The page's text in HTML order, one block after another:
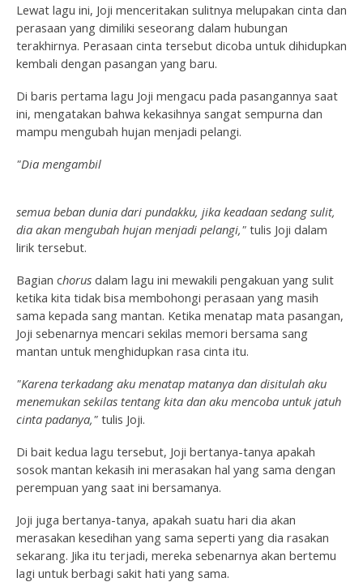
Lewat lagu ini, Joji menceritakan sulitnya melupakan cinta dan
perasaan yang dimiliki seseorang dalam hubungan
terakhirnya. Perasaan cinta tersebut dicoba untuk dihidupkan
kembali dengan pasangan yang baru.
Di baris pertama lagu Joji mengacu pada pasangannya saat
ini, mengatakan bahwa kekasihnya sangat sempurna dan
mampu mengubah hujan menjadi pelangi.
"Dia mengambil
semua beban dunia dari pundakku, jika keadaan sedang sulit,
dia akan mengubah hujan menjadi pelangi," tulis Joji dalam
lirik tersebut.
Bagian chorus dalam lagu ini mewakili pengakuan yang sulit
ketika kita tidak bisa membohongi perasaan yang masih
sama kepada sang mantan. Ketika menatap mata pasangan,
Joji sebenarnya mencari sekilas memori bersama sang
mantan untuk menghidupkan rasa cinta itu.
"Karena terkadang aku menatap matanya dan disitulah aku
menemukan sekilas tentang kita dan aku mencoba untuk jatuh
cinta padanya," tulis Joji.
Di bait kedua lagu tersebut, Joji bertanya-tanya apakah
sosok mantan kekasih ini merasakan hal yang sama dengan
perempuan yang saat ini bersamanya.
Joji juga bertanya-tanya, apakah suatu hari dia akan
merasakan kesedihan yang sama seperti yang dia rasakan
sekarang. Jika itu terjadi, mereka sebenarnya akan bertemu
lagi untuk berbagi sakit hati yang sama.